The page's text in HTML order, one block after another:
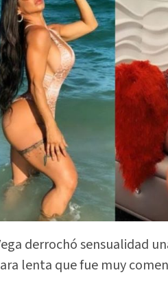
derrochó sensualidad
lenta que fue muy